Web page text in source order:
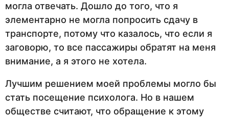
могла отвечать. Дошло до того, что я
элементарно не могла попросить сдачу в
транспорте, потому что казалось, что если я
заговорю, то все пассажиры обратят на меня
внимание, а я этого не хотела.
Лучшим решением моей проблемы могло бы
стать посещение психолога. Но в нашем
обществе считают, что обращение к этому